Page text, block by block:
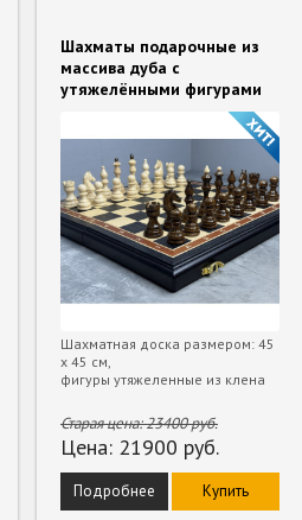
Шахматы подарочные из
массива дуба с
утяжелёнными фигурами
Шахматная доска размером: 45
х 45 см,
фигуры утяжеленные из клена
Старая цена:23400руб.
Цена: 21900 руб.
Подробнее Купить